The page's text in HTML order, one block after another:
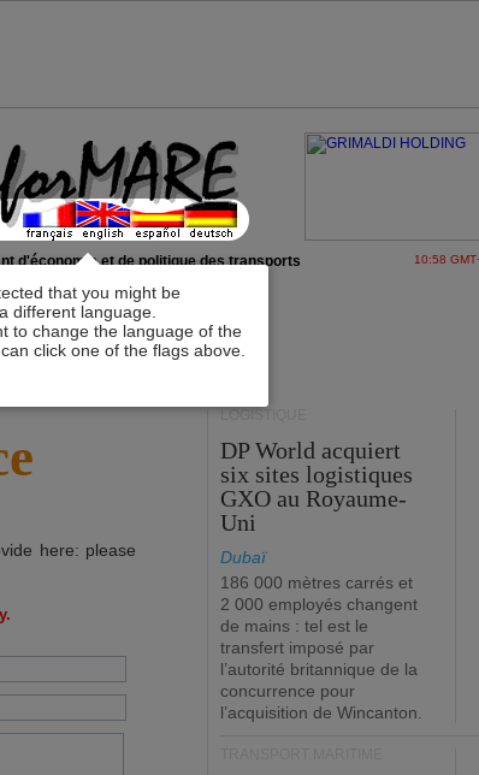
that you might be
different language.
to change the language of the
click one of the flags above.
d'économie et de politique des transports 10:58
here: please
LOGISTIQUE
DP World acquiert
six sites logistiques
GXO au Royaume-
Uni
Dubaï
186 000 mètres carrés et
2 000 employés changent
de mains : tel est le
transfert imposé par
l’autorité britannique de la
concurrence pour
l’acquisition de Wincanton.